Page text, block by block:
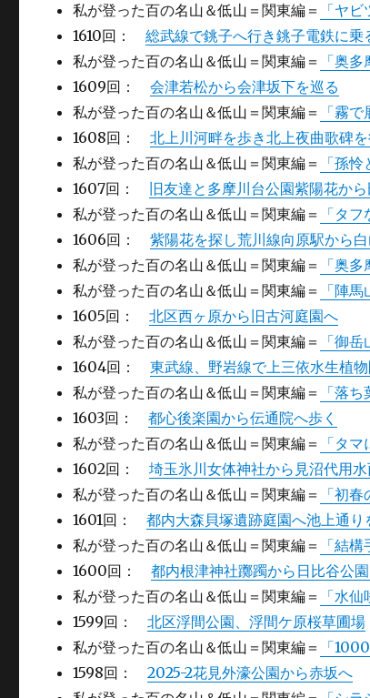
私が登った百の名山＆低山＝関東編＝
「ヤ
1610回：総武線で銚子へ行き銚子電鉄に乗
私が登った百の名山＆低山＝関東編＝
「奥
1609回：会津若松から会津坂下を巡る
私が登った百の名山＆低山＝関東編＝
「霧
1608回：北上川河畔を歩き北上夜曲歌碑
私が登った百の名山＆低山＝関東編＝
「孫
1607回：
旧友達と多摩川台公園紫陽花か
私が登った百の名山＆低山＝関東編＝
「タ
1606回：紫陽花を探し荒川線向原駅から
私が登った百の名山＆低山＝関東編＝
「奥
私が登った百の名山＆低山＝関東編＝
「陣
1605回：北区西ヶ原から旧古河庭園へ
私が登った百の名山＆低山＝関東編＝
「御
1604回：東武線、野岩線で上三依水生植
私が登った百の名山＆低山＝関東編＝
「落
1603回：都心後楽園から伝通院へ歩く
私が登った百の名山＆低山＝関東編＝
「タ
1602回：埼玉氷川女体神社から見沼代用水
私が登った百の名山＆低山＝関東編＝
「初
1601回：都内大森貝塚遺跡庭園へ池上通り
私が登った百の名山＆低山＝関東編＝
「結
1600回：都内根津神社躑躅から日比谷公
私が登った百の名山＆低山＝関東編＝
「水
1599回：北区浮間公園、浮間ケ原桜草圃場
私が登った百の名山＆低山＝関東編＝
「
1598回：2025-2花見外濠公園から赤坂へ